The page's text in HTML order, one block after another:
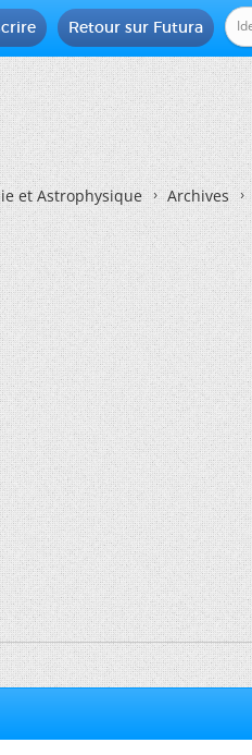
Retour sur Futura
et Astrophysique Archives